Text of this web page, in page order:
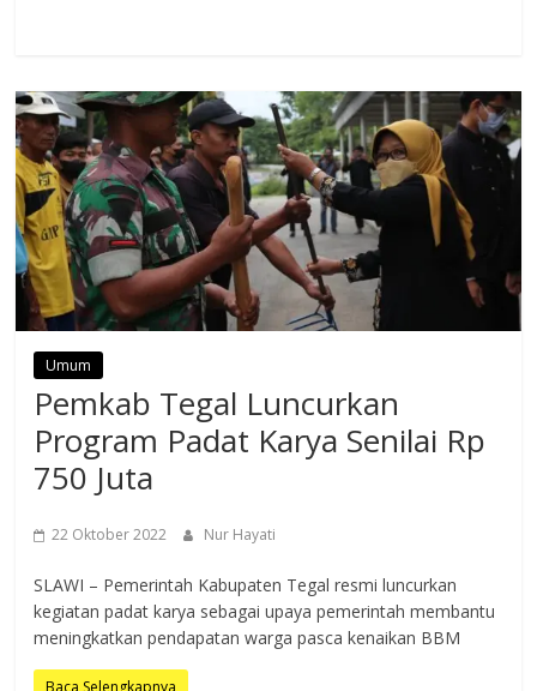
Umum
Pemkab Tegal Luncurkan
Program Padat Karya Senilai Rp
750 Juta
22 Oktober 2022 Nur Hayati
SLAWI – Pemerintah Kabupaten Tegal resmi luncurkan
kegiatan padat karya sebagai upaya pemerintah membantu
meningkatkan pendapatan warga pasca kenaikan BBM